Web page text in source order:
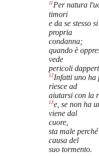
11Per natura
timori
e da se stesso
propria
condanna;
quando è
vede
pericoli
12Infatti uno ha
riesce ad
aiutarsi con la
13e, se non ha
viene dal
cuore,
sta male
causa del
suo tormento.